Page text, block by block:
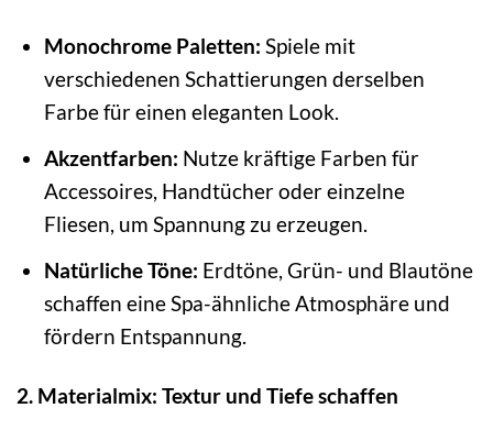
Monochrome Paletten: Spiele mit
verschiedenen Schattierungen derselben
Farbe für einen eleganten Look.
Akzentfarben: Nutze kräftige Farben für
Accessoires, Handtücher oder einzelne
Fliesen, um Spannung zu erzeugen.
Natürliche Töne: Erdtöne, Grün- und Blautöne
schaffen eine Spa-ähnliche Atmosphäre und
fördern Entspannung.
2. Materialmix: Textur und Tiefe schaffen